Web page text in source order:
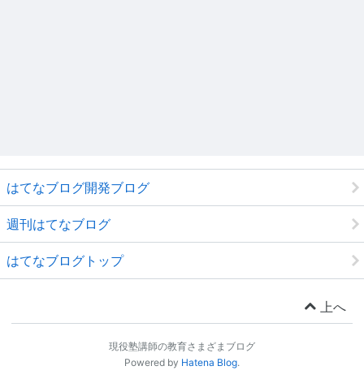
はてなブログ開発ブログ
週刊はてなブログ
はてなブログトップ
上へ
現役塾講師の教育さまざまブログ
Powered by Hatena Blog.